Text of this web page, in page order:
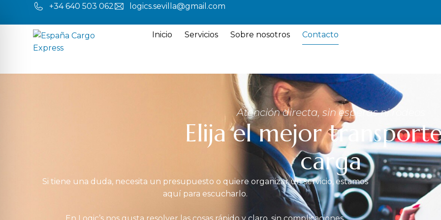
+34 640 503 062 logics.sevilla@gmail.com
Inicio Servicios Sobre nosotros Contacto
Atención directa, sin esperas ni rodeos
Elija el mejor
carga
Si tiene una duda, necesita un presupuesto o quiere organizar un servicio, estamos
aquí para escucharlo.